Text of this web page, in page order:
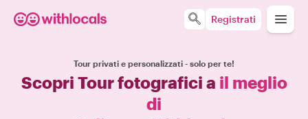
Registrati
Tour privati e personalizzati - solo per te!
Scopri Tour fotografici a il meglio
di